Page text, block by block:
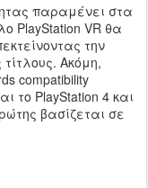
παραμένει στα
PlayStation VR θα
την
Ακόμη,
compatibility
το PlayStation 4 και
βασίζεται σε